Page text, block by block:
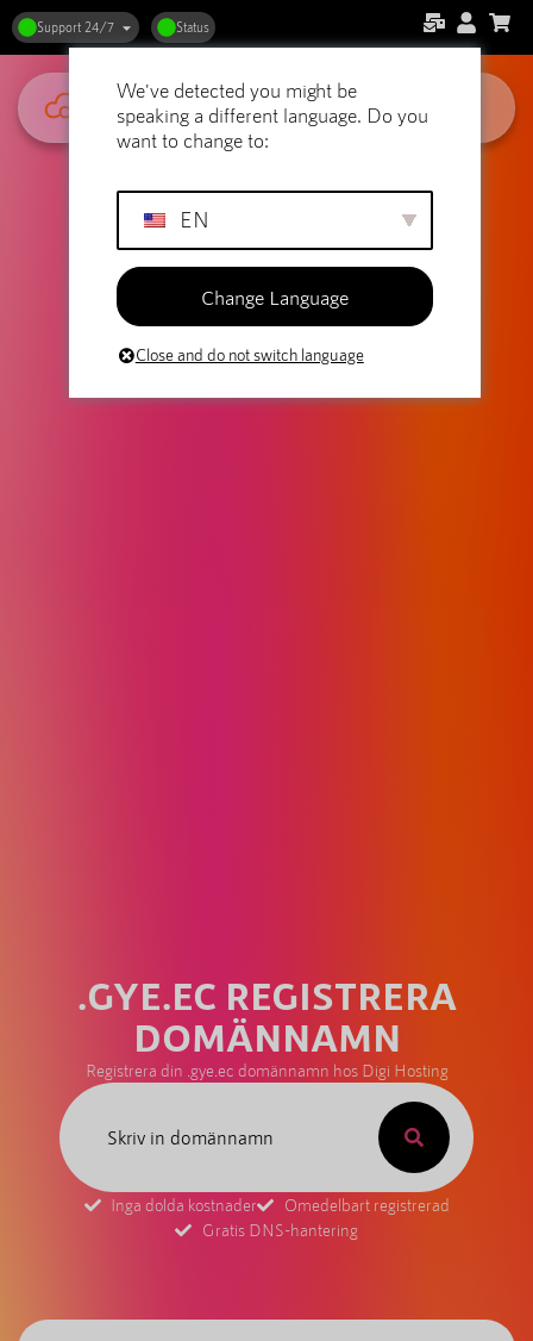
Support 24/7 Status
.GYE.EC REGISTRERA
DOMÄNNAMN
Registrera din .gye.ec domännamn hos Digi Hosting
Inga dolda kostnader
Omedelbart registrerad
Gratis DNS-hantering
We've detected you might be
speaking a different language. Do you
want to change to:
EN
Change Language
Close and do not switch language